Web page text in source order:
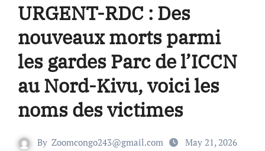
URGENT-RDC : Des
nouveaux morts parmi
les gardes Parc de l’ICCN
au Nord-Kivu, voici les
noms des victimes
By Zoomcongo243@gmail.com May 21, 2026